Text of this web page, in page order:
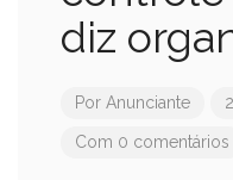
diz
Por Anunciante
Com 0 comentários